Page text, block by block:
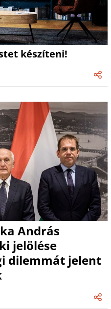
készíteni!
András
jelölése
dilemmát jelent